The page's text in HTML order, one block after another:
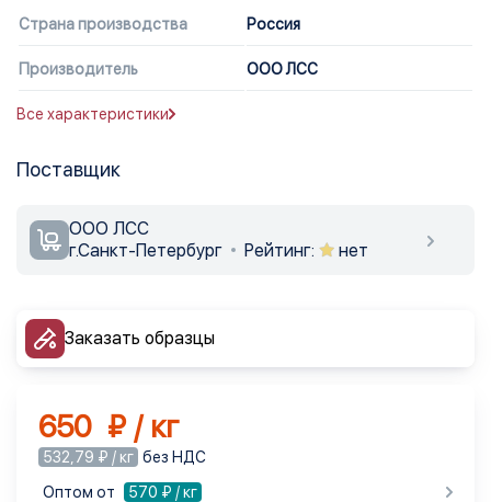
Страна производства Россия
Производитель ООО ЛСС
Все характеристики
Поставщик
ООО ЛСС
г.Санкт-Петербург
Рейтинг: нет
Заказать образцы
650 ₽ / кг
532,79 ₽ / кг без НДС
Оптом от
570 ₽ / кг